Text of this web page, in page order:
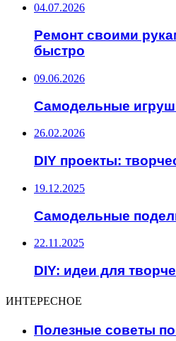
04.07.2026
Ремонт своими
быстро
09.06.2026
Самодельные
26.02.2026
DIY проекты:
19.12.2025
Самодельные
22.11.2025
DIY: идеи для
ИНТЕРЕСНОЕ
Полезные советы